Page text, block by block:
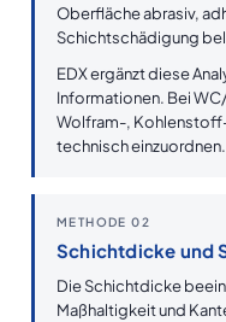
Oberfläche abrasiv,
Schichtschädigung
EDX ergänzt diese
Informationen. Bei
Wolfram-,
technisch einzuordnen.
METHODE 02
Schichtdicke und
Die Schichtdicke
Maßhaltigkeit und